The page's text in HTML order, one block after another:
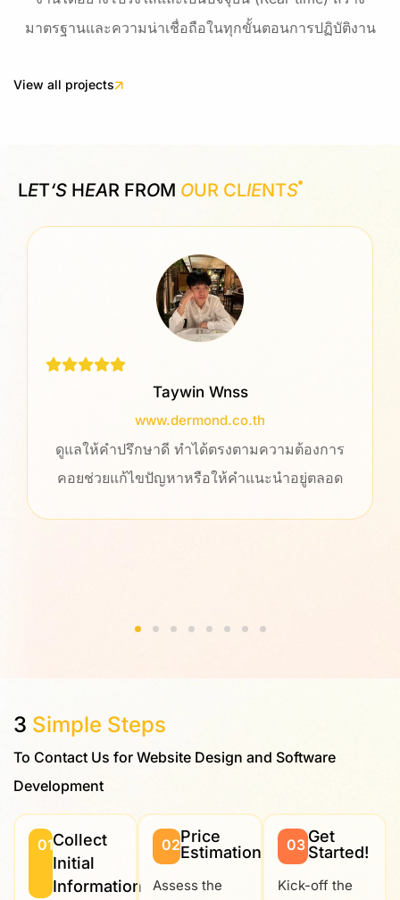
มาตรฐานและความน่าเชื่อถือในทุกขั้นตอนการปฏิบัติงาน
View all projects
LET‘S HEAR FROM OUR CLIENTS
Taywin Wnss
www.dermond.co.th
ดูแลให้คำปรึกษาดี ทำได้ตรงตามความต้องการ
คอยช่วยแก้ไขปัญหาหรือให้คำแนะนำอยู่ตลอด
3 Simple Steps
To Contact Us for Website Design and Software
Development
01Collect
Initial
Information
02Price
Estimation
Assess the
03Get
Started!
Kick-off the